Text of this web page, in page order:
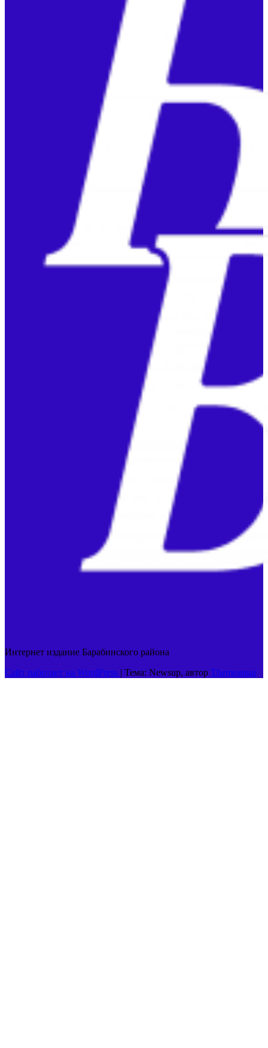
Интернет издание Барабинского района
Сайт работает на WordPress | Тема: Newsup, автор Themeansar